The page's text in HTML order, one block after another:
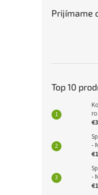
Prijímame
Top 10
€3
-
-